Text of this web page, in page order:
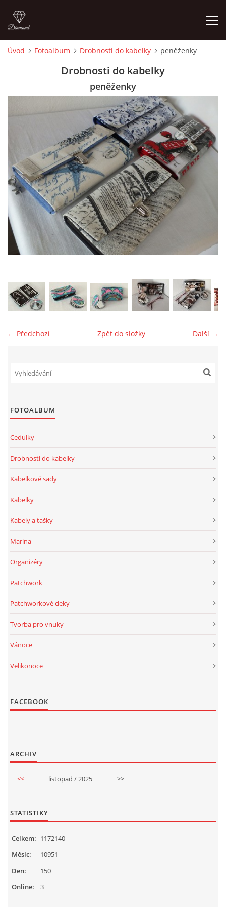
MOJE POSLEDNÍ PRÁCE
jk-laguna@seznam.cz
Úvod Fotoalbum Drobnosti do kabelky peněženky
Drobnosti do kabelky
peněženky
← Předchozí Další →
Zpět do složky
FOTOALBUM
Cedulky
Drobnosti do kabelky
Kabelkové sady
Kabelky
Kabely a tašky
Marina
Organizéry
Patchwork
Patchworkové deky
Tvorba pro vnuky
Vánoce
Velikonoce
FACEBOOK
ARCHIV
<< listopad / 2025 >>
STATISTIKY
Online: 3
Celkem: 1172140
Měsíc:
10951
Den:
150